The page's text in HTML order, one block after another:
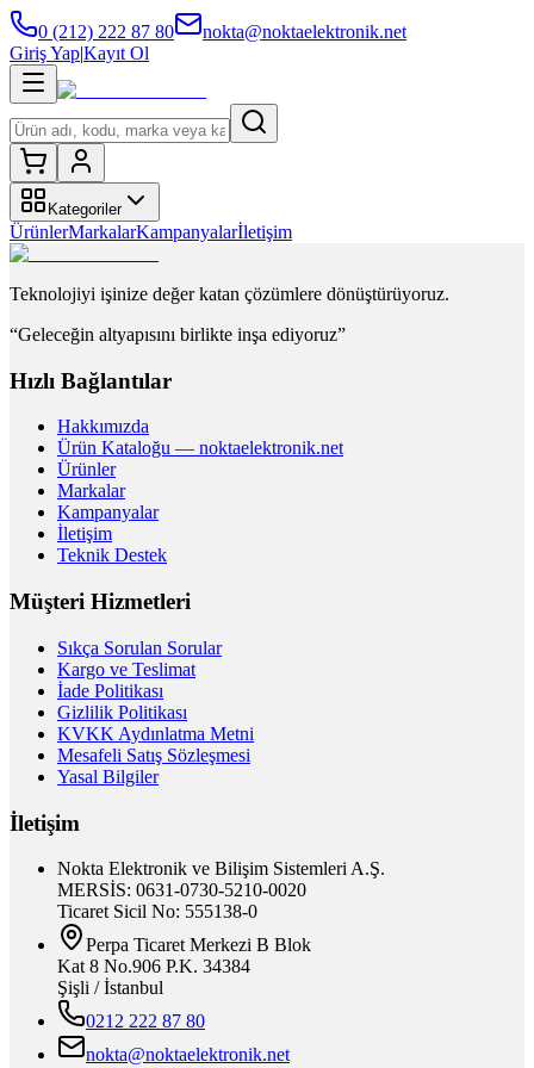
0 (212) 222 87 80
nokta@noktaelektronik.net
Giriş Yap|Kayıt Ol
Kategoriler
ÜrünlerMarkalarKampanyalarİletişim
Teknolojiyi işinize değer katan çözümlere dönüştürüyoruz.
“Geleceğin altyapısını birlikte inşa ediyoruz”
Hızlı Bağlantılar
Hakkımızda
Ürün Kataloğu — noktaelektronik.net
Ürünler
Markalar
Kampanyalar
İletişim
Teknik Destek
Müşteri Hizmetleri
Sıkça Sorulan Sorular
Kargo ve Teslimat
İade Politikası
Gizlilik Politikası
KVKK Aydınlatma Metni
Mesafeli Satış Sözleşmesi
Yasal Bilgiler
İletişim
Nokta Elektronik ve Bilişim Sistemleri A.Ş.
MERSİS: 0631-0730-5210-0020
Ticaret Sicil No: 555138-0
Perpa Ticaret Merkezi B Blok
Kat 8 No.906 P.K. 34384
Şişli / İstanbul
0212 222 87 80
nokta@noktaelektronik.net